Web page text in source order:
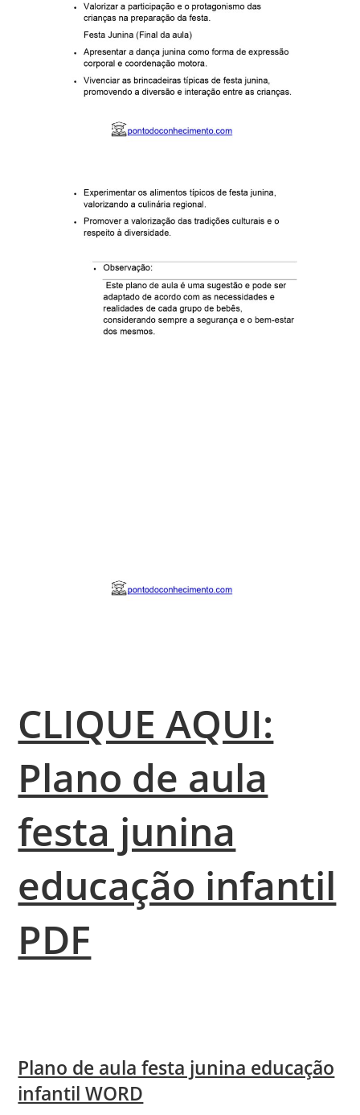
CLIQUE AQUI:
Plano de aula
festa junina
educação infantil
PDF
Plano de aula festa junina educação
infantil WORD